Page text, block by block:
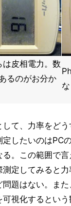
皮相電力。数
るのがお分か
して、力率をど
したいのはPC
る。この範囲で
測定してみると
問題はない。ま
視化するとい